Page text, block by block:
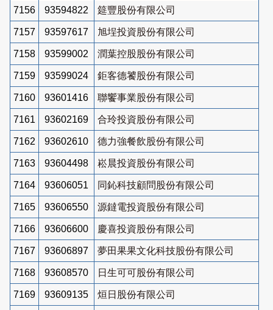
7156 93594822 筵豐股份有限公司
7157 93597617 旭埕投資股份有限公司
7158 93599002 潤葉控股股份有限公司
7159 93599024 鉅客德饕股份有限公司
7160 93601416 聯饗事業股份有限公司
7161 93602169 合玲投資股份有限公司
7162 93602610 德力強餐飲股份有限公司
7163 93604498 崧晨投資股份有限公司
7164 93606051 同鈊科技顧問股份有限公司
7165 93606550 源鐽電投資股份有限公司
7166 93606600 慶喜投資股份有限公司
7167 93606897 夢田果果文化科技股份有限公司
7168 93608570 日生可可股份有限公司
7169 93609135 烜日股份有限公司